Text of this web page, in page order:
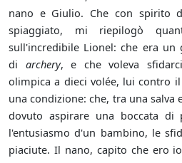
nano e Giulio. Che con spirito
spiaggiato, mi riepilogò
sull'incredibile Lionel: che era un
di archery, e che voleva
olimpica a dieci volée, lui contro
una condizione: che, tra una
dovuto aspirare una boccata di
l'entusiasmo d'un bambino, le
piaciute. Il nano, capito che ero